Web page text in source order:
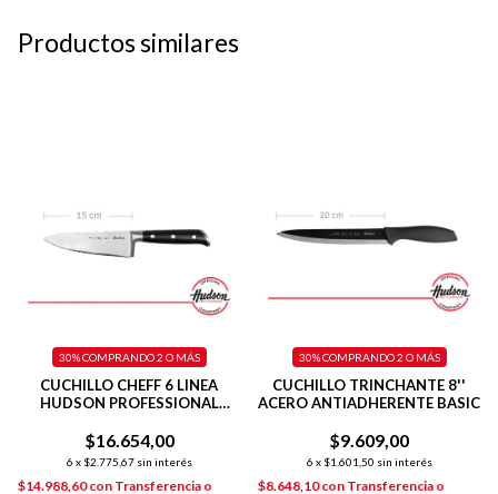
Productos similares
CUCHILLO CHEFF 6 LINEA
HUDSON PROFESSIONAL
$16.654,00
6 x $2.775,67 sin interés
30%COMPRANDO 2 O MÁS
$14.988,60con Transferencia o
CUCHILLO TRINCHANTE 8''
ACERO ANTIADHERENTE BASIC
$9.609,00
6 x $1.601,50 sin interés
30%COMPRANDO 2 O MÁS
$8.648,10con Transferencia o